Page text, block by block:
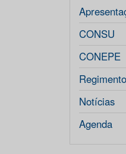
CONSU
CONEPE
Notícias
Agenda